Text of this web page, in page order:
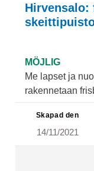
Hirvensalo:
MÖJLIG
Me lapset ja
rakennetaan
Skapad den
14/11/2021